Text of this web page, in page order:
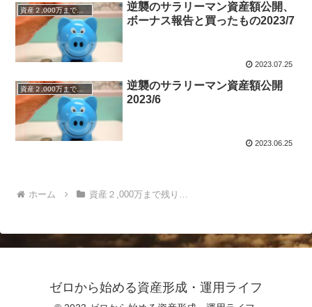
逆襲のサラリーマン資産額公開、
ボーナス報告と買ったもの2023/7
2023.07.25
逆襲のサラリーマン資産額公開
2023/6
2023.06.25
ホーム 資産２,000万まで残り…
ゼロから始める資産形成・運用ライフ